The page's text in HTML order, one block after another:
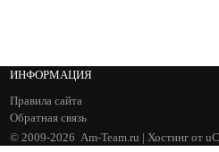
ИНФОРМАЦИЯ
Правила сайта
Обратная связь
© 2009-2026 Am-Team.ru | Хостинг от